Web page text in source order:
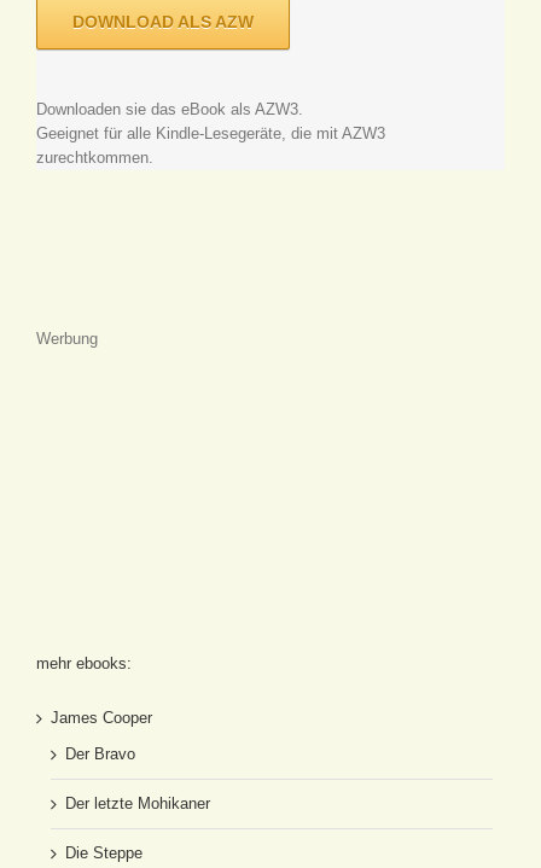
DOWNLOAD ALS AZW
Downloaden sie das eBook als AZW3.
Geeignet für alle Kindle-Lesegeräte, die mit AZW3
zurechtkommen.
Werbung
mehr ebooks:
James Cooper
Der Bravo
Der letzte Mohikaner
Die Steppe